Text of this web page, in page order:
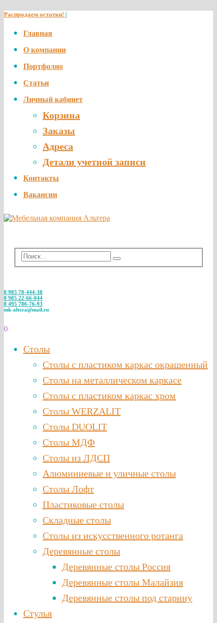
Распродаем остатки! |
Главная
О компании
Портфолио
Статьи
Личный кабинет
Корзина
Заказы
Адреса
Детали учетной записи
Контакты
Вакансии
8 985 78-444-38
8 985 22-66-044
8 495 786-76-93
mk-altera@mail.ru
0
Столы
Столы с пластиком каркас окрашенный
Столы на металлическом каркасе
Столы с пластиком каркас хром
Столы WERZALIT
Столы DUOLIT
Столы МДФ
Столы из ЛДСП
Алюминиевые и уличные столы
Столы Лофт
Пластиковые столы
Складные столы
Столы из искусственного ротанга
Деревянные столы
Деревянные столы Россия
Деревянные столы Малайзия
Деревянные столы под старину
Стулья